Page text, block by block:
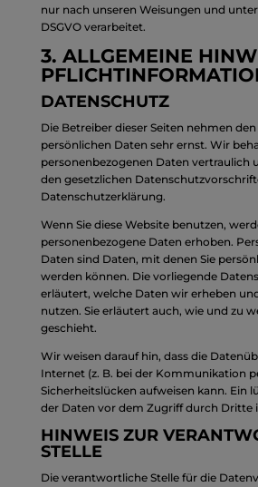
nur nach unseren Weisungen und
DSGVO verarbeitet.
3. ALLGEMEINE
DATENSCHUTZ
Die Betreiber dieser Seiten nehmen
persönlichen Daten sehr ernst. Wir
personenbezogenen Daten vertraulich
den gesetzlichen
Datenschutzerklärung.
Wenn Sie diese Website benutzen,
personenbezogene Daten erhoben.
Daten sind Daten, mit denen Sie
werden können. Die vorliegende
erläutert, welche Daten wir erheben
nutzen. Sie erläutert auch, wie und zu
geschieht.
Wir weisen darauf hin, dass die
Internet (z. B. bei der Kommunikation
Sicherheitslücken aufweisen kann. Ein
der Daten vor dem Zugriff durch Dritte
HINWEIS ZUR
STELLE
Die verantwortliche Stelle für die